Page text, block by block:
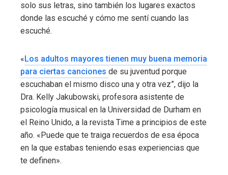
solo sus letras, sino también los lugares exactos
donde las escuché y cómo me sentí cuando las
escuché.
«Los adultos mayores tienen muy buena memoria
para ciertas canciones de su juventud porque
escuchaban el mismo disco una y otra vez”, dijo la
Dra. Kelly Jakubowski, profesora asistente de
psicología musical en la Universidad de Durham en
el Reino Unido, a la revista Time a principios de este
año. «Puede que te traiga recuerdos de esa época
en la que estabas teniendo esas experiencias que
te definen».